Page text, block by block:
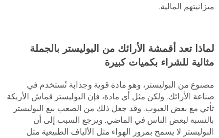
ميزانيتهم المالية.
لماذا تعد أقمشة الأرائك من البوليستر بالجملة
مثالية للشراء بكميات كبيرة
مصنوع من البوليستر، وهو مادة قوية وجذابة تُستخدم في
صناعة الأرائك. ولكن مثل أي مادة، فإن البوليستر قماش الأريكة
تأتي مع بعض العيوب. وقد جعل ذلك من الصعب بيع البوليستر
بالنسبة لبعض الناس في الماضي. ويرجع السبب إلى أن
البوليستر لا يسمح بمرور الهواء مثل الألياف الطبيعية مثل